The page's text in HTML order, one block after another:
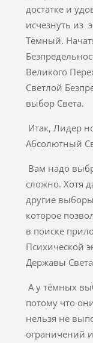
достатке и
исчезнуть из
Тёмный.
Великого
Светлой
выбор Света.
Итак, Лидер
Абсолютный
Вам надо
сложно. Хотя
другие
которое
в поиске
Психической
Державы
А у тёмных
потому что
нельзя не
ограничений